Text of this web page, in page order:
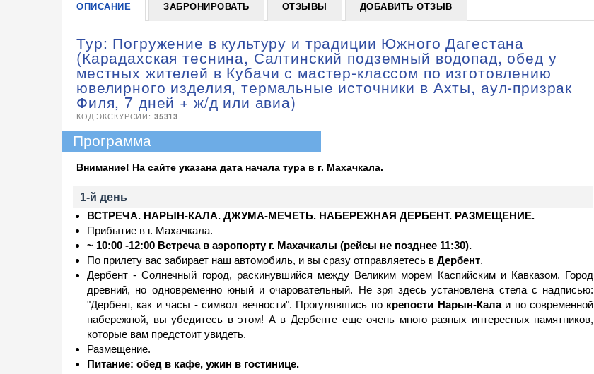
ОПИСАНИЕ ЗАБРОНИРОВАТЬ ОТЗЫВЫ ДОБАВИТЬ ОТЗЫВ
Тур: Погружение в культуру и традиции Южного Дагестана
(Карадахская теснина, Салтинский подземный водопад, обед у
местных жителей в Кубачи с мастер-классом по изготовлению
ювелирного изделия, термальные источники в Ахты, аул-призрак
Филя, 7 дней + ж/д или авиа)
КОД ЭКСКУРСИИ: 35313
Программа
Внимание! На сайте указана дата начала тура в г. Махачкала.
1-й день
ВСТРЕЧА. НАРЫН-КАЛА. ДЖУМА-МЕЧЕТЬ. НАБЕРЕЖНАЯ ДЕРБЕНТ. РАЗМЕЩЕНИЕ.
Прибытие в г. Махачкала.
~ 10:00 -12:00 Встреча в аэропорту г. Махачкалы (рейсы не позднее 11:30).
По прилету вас забирает наш автомобиль, и вы сразу отправляетесь в Дербент.
Дербент - Солнечный город, раскинувшийся между Великим морем Каспийским и Кавказом. Город
древний, но одновременно юный и очаровательный. Не зря здесь установлена стела с надписью:
"Дербент, как и часы - символ вечности". Прогулявшись по крепости Нарын-Калаи по современной
набережной, вы убедитесь в этом! А в Дербенте еще очень много разных интересных памятников,
которые вам предстоит увидеть.
Размещение.
Питание: обед в кафе, ужин в гостинице.